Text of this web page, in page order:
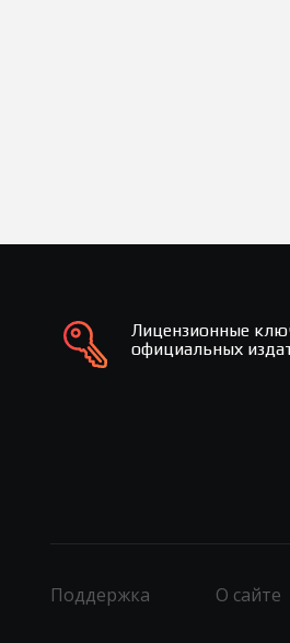
Лицензионные
официальных
Поддержка О сайте